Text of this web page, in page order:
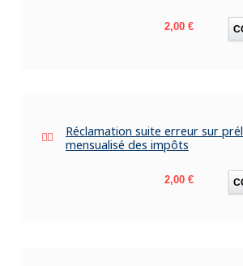
Prix
2,00 €
Réclamation suite erreur sur
mensualisé des impôts
Prix
2,00 €